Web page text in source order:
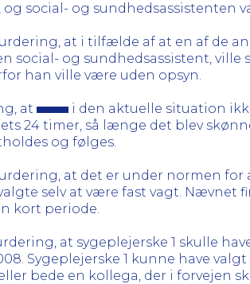
og social- og sundhedsassistenten
at i tilfælde af at en af de
social- og sundhedsassistent,
han ville være uden opsyn.
at
i den aktuelle situation
24 timer, så længe det blev
og følges.
at det er under normen
selv at være fast vagt. Nævnet
kort periode.
at sygeplejerske 1 skulle
Sygeplejerske 1 kunne have
bede en kollega, der i forvejen